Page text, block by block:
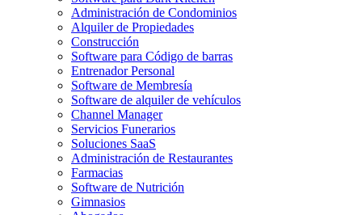
Administración de Condominios
Alquiler de Propiedades
Construcción
Software para Código de barras
Entrenador Personal
Software de Membresía
Software de alquiler de vehículos
Channel Manager
Servicios Funerarios
Soluciones SaaS
Administración de Restaurantes
Farmacias
Software de Nutrición
Gimnasios